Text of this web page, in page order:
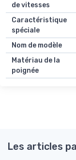
de vitesses
Caractéristique
spéciale
Nom de modèle
Matériau de la
poignée
Les articles